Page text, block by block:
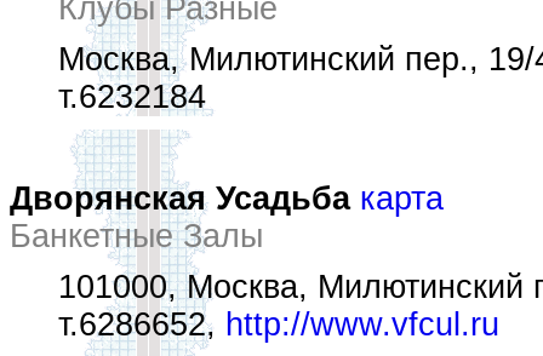
Клубы Разные
Москва, Милютинский пер., 19/
т.6232184
Дворянская Усадьба карта
Банкетные Залы
101000, Москва, Милютинский
т.6286652, http://www.vfcul.ru